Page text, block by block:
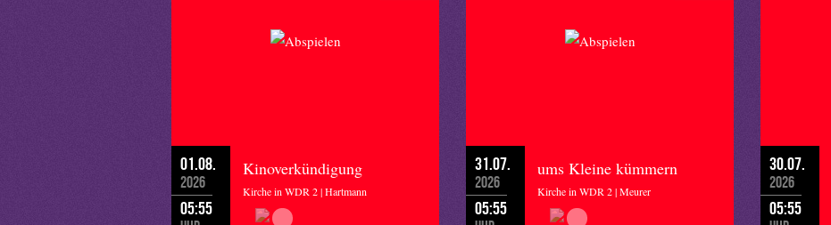
01.08.
2026
05:55
Kinoverkündigung
Kirche in WDR 2 | Hartmann
31.07.
2026
05:55
ums Kleine kümmern
Kirche in WDR 2 | Meurer
30.07.
2026
05:55